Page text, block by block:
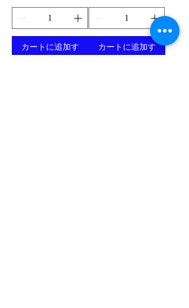
カートに追加す
カートに追加す